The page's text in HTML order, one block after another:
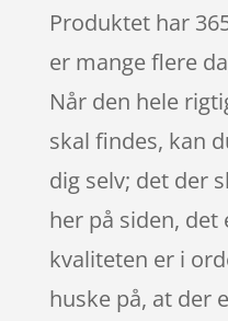
Produktet har
er mange flere
Når den hele
skal findes, kan
dig selv; det der
her på siden,
kvaliteten er i
huske på, at der